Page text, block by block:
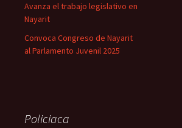
Avanza el trabajo legislativo en
Nayarit
Convoca Congreso de Nayarit
al Parlamento Juvenil 2025
Policiaca